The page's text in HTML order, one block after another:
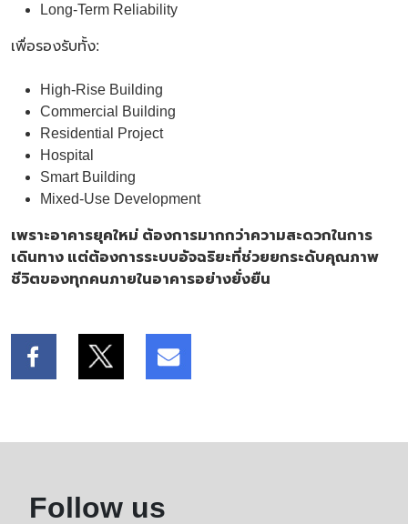
Long-Term Reliability
เพื่อรองรับทั้ง:
High-Rise Building
Commercial Building
Residential Project
Hospital
Smart Building
Mixed-Use Development
เพราะอาคารยุคใหม่ ต้องการมากกว่าความสะดวกในการ
เดินทาง แต่ต้องการระบบอัจฉริยะที่ช่วยยกระดับคุณภาพ
ชีวิตของทุกคนภายในอาคารอย่างยั่งยืน
Follow us